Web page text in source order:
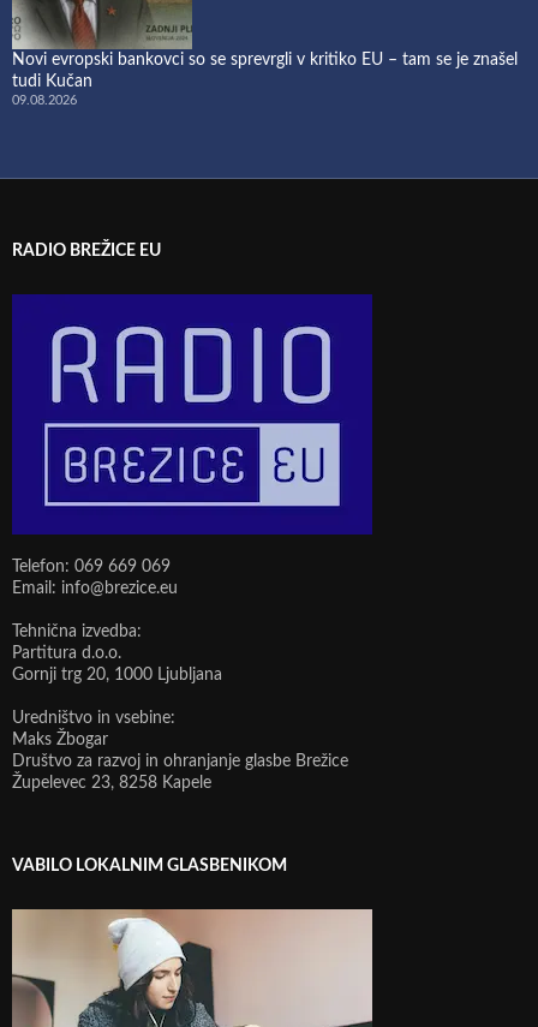
Novi evropski bankovci so se sprevrgli v kritiko EU – tam se je znašel
tudi Kučan
09.08.2026
RADIO BREŽICE EU
Telefon: 069 669 069
Email: info@brezice.eu
Tehnična izvedba:
Partitura d.o.o.
Gornji trg 20, 1000 Ljubljana
Uredništvo in vsebine:
Maks Žbogar
Društvo za razvoj in ohranjanje glasbe Brežice
Župelevec 23, 8258 Kapele
VABILO LOKALNIM GLASBENIKOM